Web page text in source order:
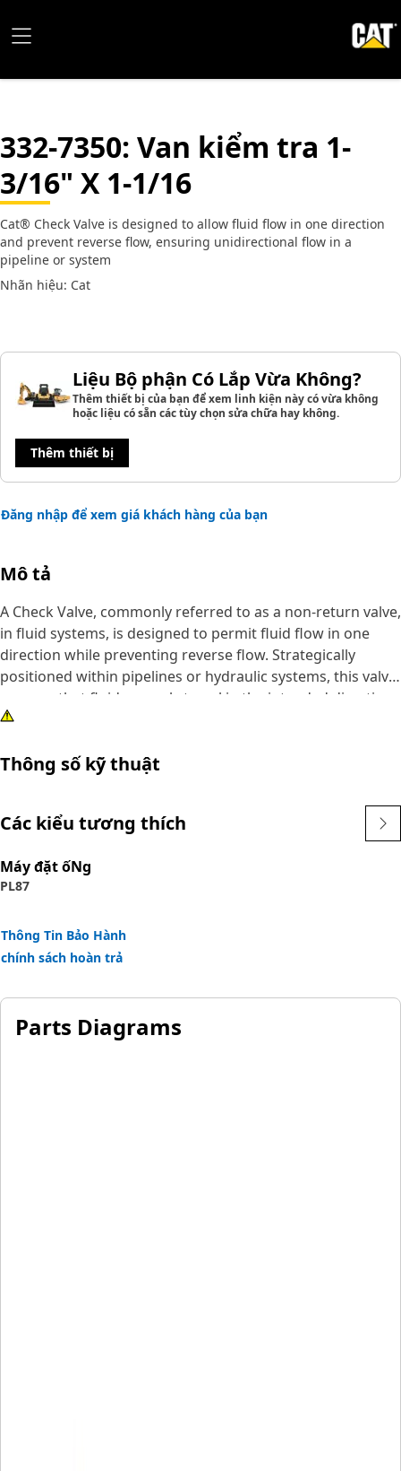
332-7350: Van kiểm tra 1-
3/16" X 1-1/16
Cat® Check Valve is designed to allow fluid flow in one direction
and prevent reverse flow, ensuring unidirectional flow in a
pipeline or system
Nhãn hiệu: Cat
Liệu Bộ phận Có Lắp Vừa Không?
Thêm thiết bị của bạn để xem linh kiện này có vừa không
hoặc liệu có sẵn các tùy chọn sửa chữa hay không.
Thêm thiết bị
Đăng nhập để xem giá khách hàng của bạn
Mô tả
A Check Valve, commonly referred to as a non-return valve,
in fluid systems, is designed to permit fluid flow in one
direction while preventing reverse flow. Strategically
positioned within pipelines or hydraulic systems, this valve
ensures that fluid can only travel in the intended direction,
preventing backflow and maintaining system efficiency.
Attributes:
• Prevents reverse flow automatically
Applications:
A Check Valve is used to maintain controlled and
and ensuring the efficiency and reliability of fluid systems.
Thông số kỹ thuật
Các kiểu tương thích
Máy đặt ốNg
PL87
Thông Tin Bảo Hành
chính sách hoàn trả
Parts Diagrams